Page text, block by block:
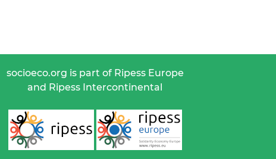
socioeco.org is part of Ripess Europe
and Ripess Intercontinental